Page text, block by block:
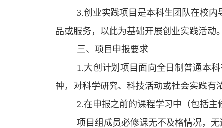
3.创业实践项目是本科生团队在校
品或服务，以此为基础开展创业实践活动。
三、项目申报要求
1.大创计划项目面向全日制普通本
神，对科学研究、科技活动或社会实践有
2.在申报之前的课程学习中（包括主
项目组成员必修课无不及格情况，无